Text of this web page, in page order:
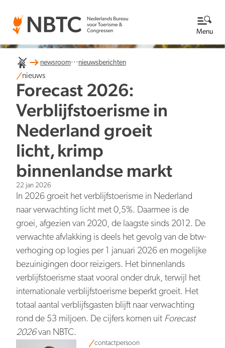
Menu
Thema's
Bekijk alle thema's
Internationale concurrentiepositie
Digitale transformatie
Organiserend vermogen
Kennisbank
Over ons
Lees meer over NBTC
Wat we doen
Organisatie
Werken bij
NBTC Mediabank
Contact
Newsroom
Nieuwsberichten
Persberichten
Actuele thema’s & impact
EN NL
newsroom... nieuwsberichten
nieuws
Forecast 2026:
Verblijfstoerisme in
Nederland groeit
licht, krimp
binnenlandse markt
22 jan 2026
In 2026 groeit het verblijfstoerisme in Nederland
naar verwachting licht met 0,5%. Daarmee is de
groei, afgezien van 2020, de laagste sinds 2012. De
verwachte afvlakking is deels het gevolg van de btw-
verhoging op logies per 1 januari 2026 en mogelijke
bezuinigingen door reizigers. Het binnenlands
verblijfstoerisme staat vooral onder druk, terwijl het
internationale verblijfstoerisme beperkt groeit. Het
totaal aantal verblijfsgasten blijft naar verwachting
rond de 53 miljoen. De cijfers komen uit Forecast
2026van NBTC.
contactpersoon